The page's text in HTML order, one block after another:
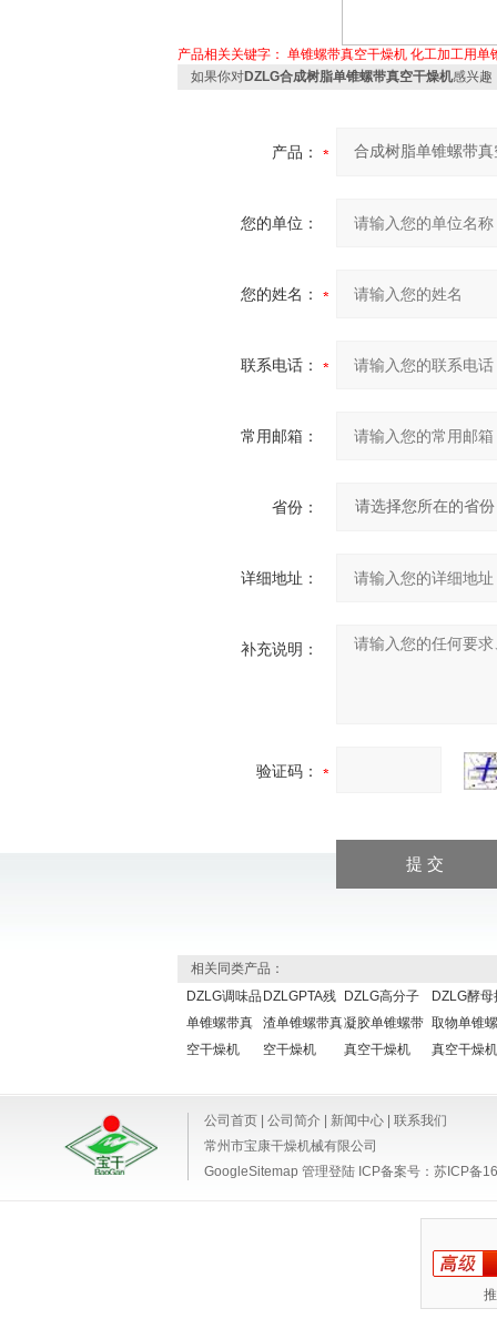
产品相关关键字： 单锥螺带真空干燥机 化工加工用单
如果你对DZLG合成树脂单锥螺带真空干燥机感兴趣
产品：
您的单位：
您的姓名：
联系电话：
常用邮箱：
省份：
详细地址：
补充说明：
验证码：
相关同类产品：
DZLG调味品
单锥螺带真
空干燥机
DZLGPTA残
渣单锥螺带真
空干燥机
DZLG高分子
凝胶单锥螺带
真空干燥机
DZLG酵母
取物单锥
真空干燥机
公司首页 公司简介 新闻中心
联系我们
常州市宝康干燥机械有限公司
GoogleSitemap 管理登陆 ICP备案号： 苏ICP备